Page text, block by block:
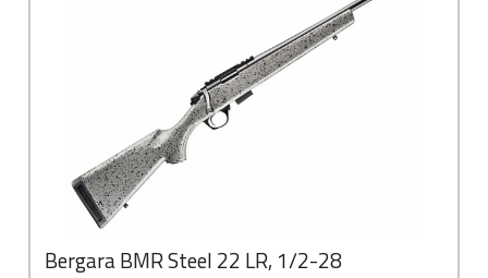
Bergara BMR Steel 22 LR, 1/2-28